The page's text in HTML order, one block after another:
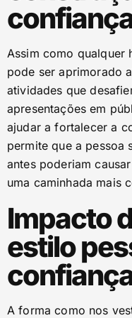
Assim como qualquer
pode ser aprimorado
atividades que
apresentações em
ajudar a fortalecer a
permite que a pessoa
antes poderiam
uma caminhada mais
Impacto
estilo
A forma como nos